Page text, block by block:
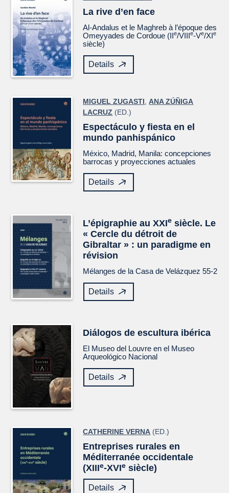
La rive d’en face
Al-Andalus et le Maghreb à l’époque des
Omeyyades de Cordoue (IIe/VIIIe-Ve/XIe
siècle)
Details
MIGUEL ZUGASTI ,ANA ZÚÑIGA
LACRUZ (ED.)
Espectáculo y fiesta en el
mundo panhispánico
México, Madrid, Manila: concepciones
barrocas y proyecciones actuales
Details
L’épigraphie au XXIe siècle. Le
« Cercle du détroit de
Gibraltar » : un paradigme en
révision
Mélanges de la Casa de Velázquez 55-2
Details
Diálogos de escultura ibérica
El Museo del Louvre en el Museo
Arqueológico Nacional
Details
CATHERINE VERNA (ED.)
Entreprises rurales en
Méditerranée occidentale
(XIIIe-XVIe siècle)
Details